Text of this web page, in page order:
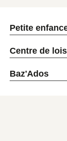
Petite
Centre de
Baz'Ados